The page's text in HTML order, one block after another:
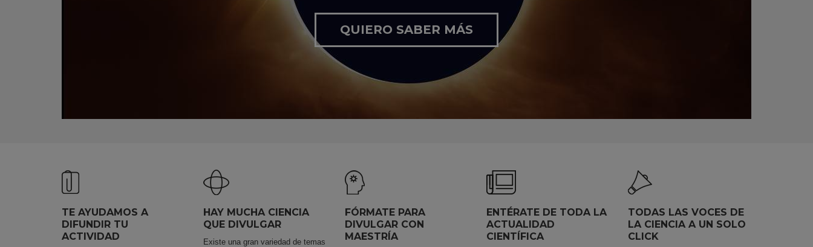
QUIERO SABER MÁS
TE AYUDAMOS A
DIFUNDIR TU
ACTIVIDAD
HAY MUCHA CIENCIA
QUE DIVULGAR
Existe una gran variedad de temas
FÓRMATE PARA
DIVULGAR CON
MAESTRÍA
ENTÉRATE DE TODA LA
ACTUALIDAD
CIENTÍFICA
TODAS LAS VOCES DE
LA CIENCIA A UN SOLO
CLICK